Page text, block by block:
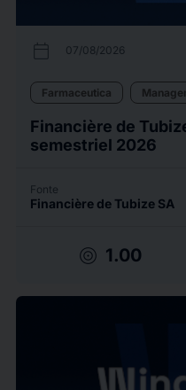
calendar_today 07/08/2026
Farmaceutica
Financière de
semestriel 2026
Fonte
Financière de Tubize SA
target 1.00